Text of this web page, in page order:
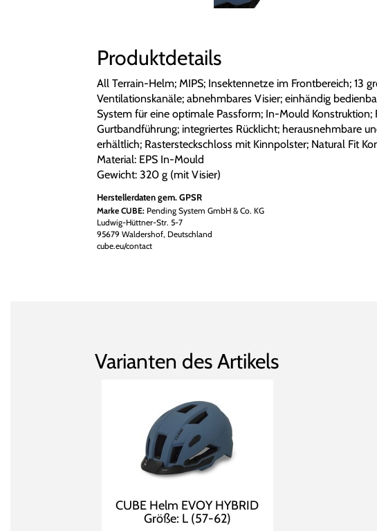
Produktdetails
All Terrain-Helm; MIPS; Insektennetze im Frontbereich; 13
Ventilationskanäle; abnehmbares Visier; einhändig
System für eine optimale Passform; In-Mould
Gurtbandführung; integriertes Rücklicht; herausnehmbare
erhältlich; Rastersteckschloss mit Kinnpolster; Natural Fit
Material: EPS In-Mould
Gewicht: 320 g (mit Visier)
Herstellerdaten gem. GPSR
Marke CUBE:Pending System GmbH & Co. KG
Ludwig-Hüttner-Str. 5-7
95679 Waldershof, Deutschland
cube.eu/contact
Varianten des Artikels
CUBE Helm EVOY HYBRID
Größe: L (57-62)